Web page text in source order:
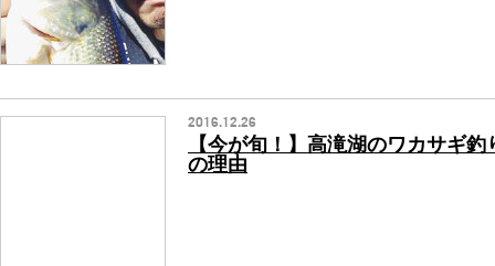
2016.12.26
【今が旬！】高滝湖のワカサギ
の理由